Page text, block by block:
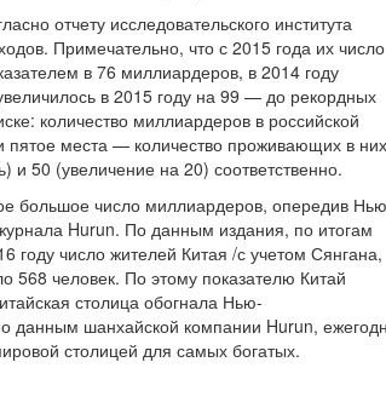
отчету исследовательского института
Примечательно, что с 2015 года их число
в 76 миллиардеров, в 2014 году
в 2015 году на 99 — до рекордных
количество миллиардеров в российской
пятое места — количество проживающих в них
50 (увеличение на 20) соответственно.
большое число миллиардеров, опередив
Hurun. По данным издания, по итогам
число жителей Китая /с учетом Сянгана,
568 человек. По этому показателю Китай
столица обогнала Нью-
данным шанхайской компании Hurun,
столицей для самых богатых.